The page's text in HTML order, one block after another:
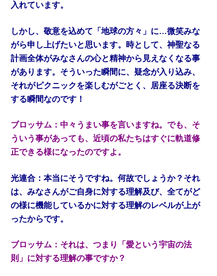
入れています。
しかし、敬意を込めて「地球の方々」に…微笑みな
がら申し上げたいと思います。時として、神聖なる
計画全体がみなさんの心と精神から見えなくなる事
があります。そういった瞬間に、疑念が入り込み、
それがピクニックを楽しむがごとく、居座る決断を
する瞬間なのです！
ブロッサム：中々うまい事を言いますね。でも、そ
ういう事があっても、近頃の私たちはすぐに軌道修
正できる様になったのですよ。
光連合：本当にそうですね。何故でしょうか？それ
は、みなさんがご自身に対する理解及び、全てがど
の様に機能しているかに対する理解のレベルが上が
ったからです。
ブロッサム：それは、つまり「愛という宇宙の法
則」に対する理解の事ですか？